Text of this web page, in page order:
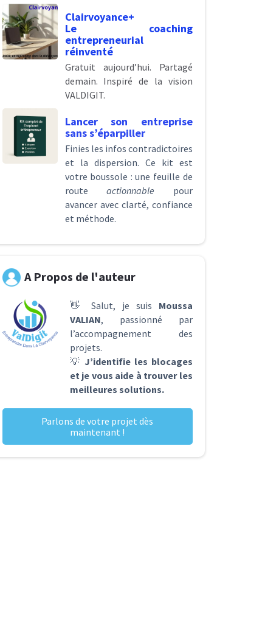
Clairvoyance+
Le coaching
entrepreneurial
réinventé
Gratuit aujourd’hui. Partagé
demain. Inspiré de la vision
VALDIGIT.
Lancer son entreprise
sans s’éparpiller
Finies les infos contradictoires
et la dispersion. Ce kit est
votre boussole : une feuille de
routeactionnable pour
avancer avec clarté, confiance
et méthode.
A Propos de l'auteur
👋 Salut, je suis Moussa
VALIAN, passionné par
l’accompagnement des
projets.
💡 J’identifie les blocages
et je vous aide à trouver les
meilleures solutions.
Parlons de votre projet dès
maintenant !